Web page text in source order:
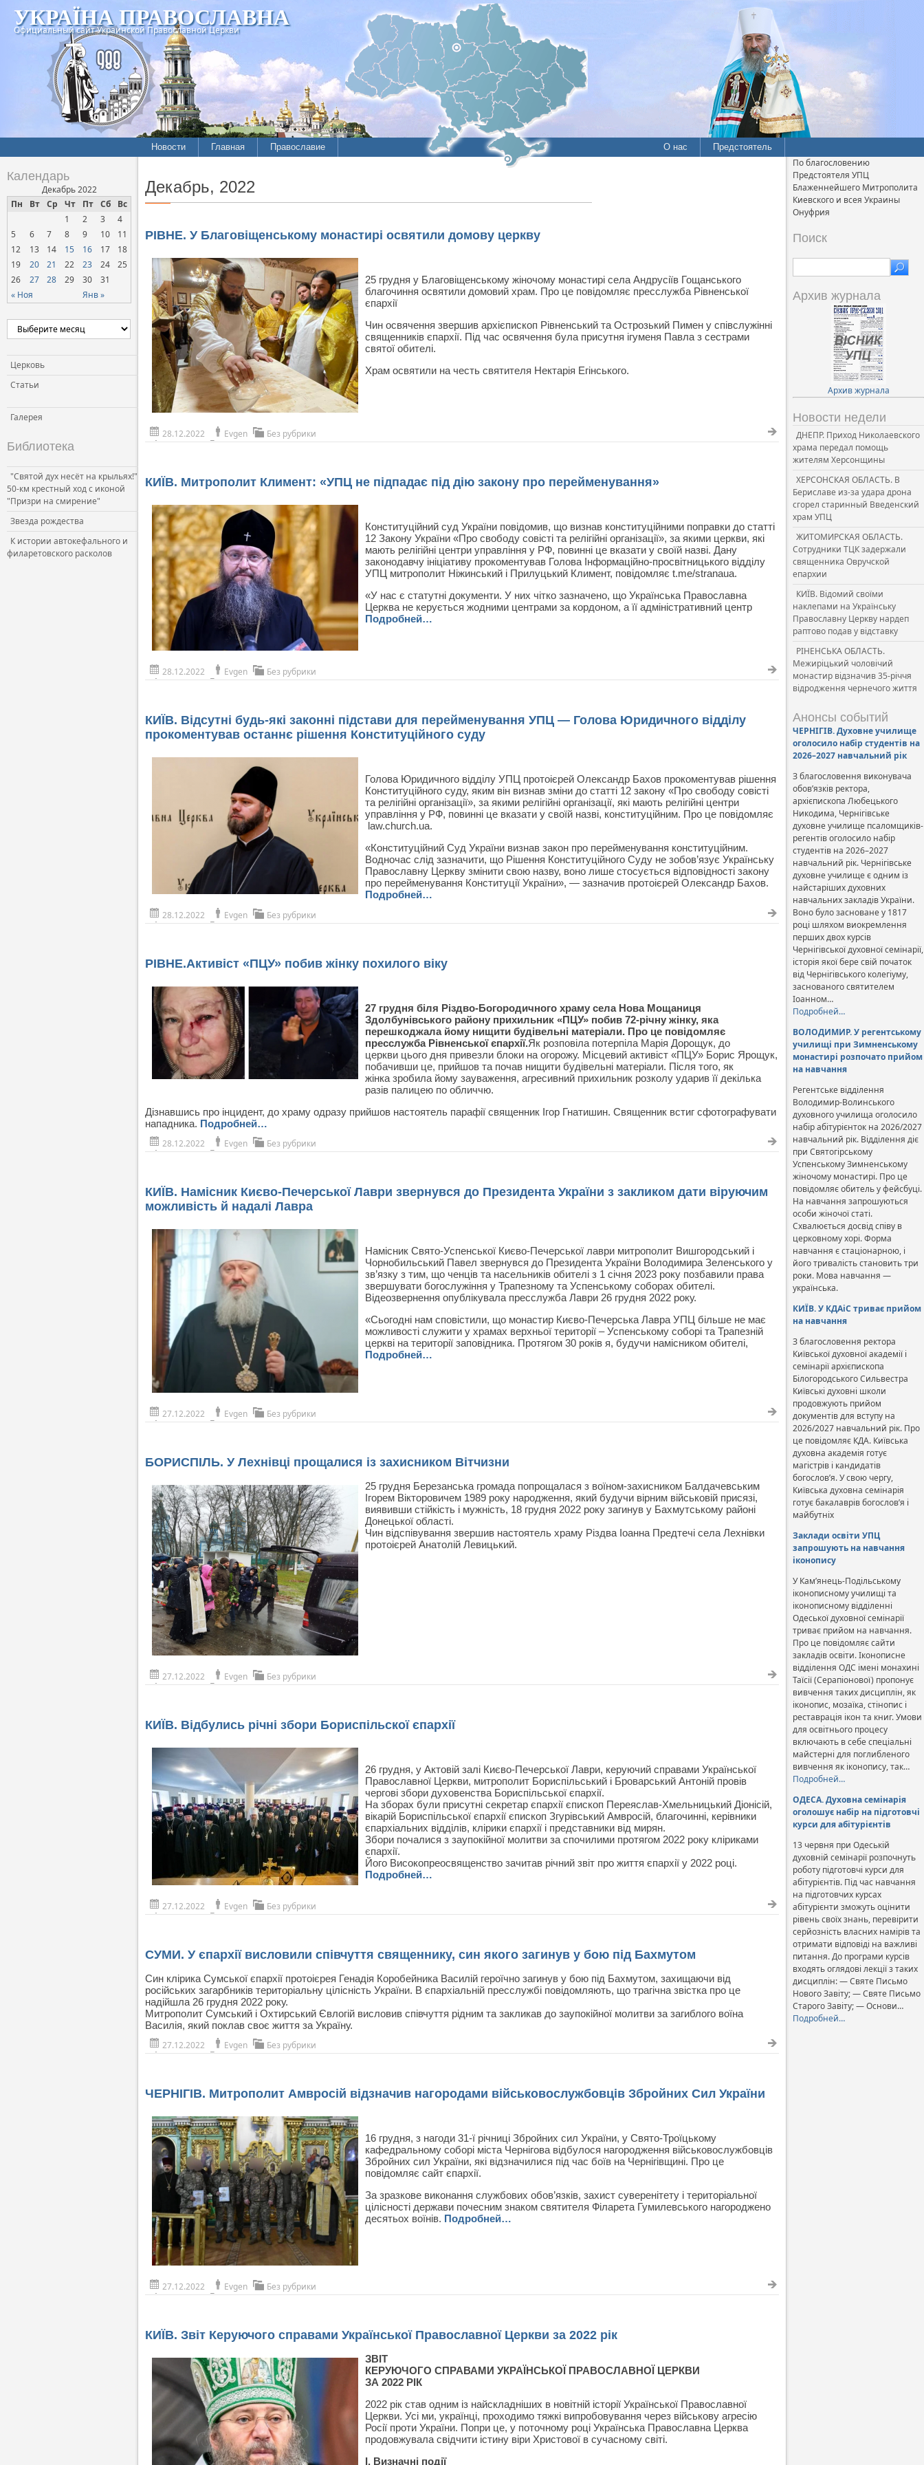
УКРАЇНА ПРАВОСЛАВНА
Официальный сайт Украинской Православной Церкви
Новости Главная Православие О нас Предстоятель
Календарь
Декабрь 2022
Пн
Вт Ср Чт Пт Сб Вс
« Ноя Янв »
1 2 3
4
5
6 7 8 9 10
11
12
13 14 15 16 17
18
19
20 21 22 23 24
25
26
27 28 29 30 31
Церковь
Статьи
Галерея
Библиотека
"Святой дух несёт на крыльях!"
50-км крестный ход с иконой
"Призри на смирение"
Звезда рождества
К истории автокефального и
филаретовского расколов
Декабрь, 2022
РІВНЕ. У Благовіщенському монастирі освятили домову церкву
25 грудня у Благовіщенському жіночому монастирі села Андрусіїв Гощанського
благочиння освятили домовий храм. Про це повідомляє пресслужба Рівненської
єпархії
Чин освячення звершив архієпископ Рівненський та Острозький Пимен у співслужінні
священників єпархії. Під час освячення була присутня ігуменя Павла з сестрами
святої обителі.
Храм освятили на честь святителя Нектарія Егінського.
28.12.2022 Evgen Без рубрики
КИЇВ. Митрополит Климент: «УПЦ не підпадає під дію закону про перейменування»
Конституційний суд України повідомив, що визнав конституційними поправки до статті
12 Закону України «Про свободу совісті та релігійні організації», за якими церкви, які
мають релігійні центри управління у РФ, повинні це вказати у своїй назві. Дану
законодавчу ініціативу прокоментував Голова Інформаційно-просвітницького відділу
УПЦ митрополит Ніжинський і Прилуцький Климент, повідомляє t.me/stranaua.
«У нас є статутні документи. У них чітко зазначено, що Українська Православна
Церква не керується жодними центрами за кордоном, а її адміністративний центр
Подробней…
28.12.2022 Evgen Без рубрики
КИЇВ. Відсутні будь-які законні підстави для перейменування УПЦ — Голова Юридичного відділу
прокоментував останнє рішення Конституційного суду
Голова Юридичного відділу УПЦ протоієрей Олександр Бахов прокоментував рішення
Конституційного суду, яким він визнав зміни до статті 12 закону «Про свободу совісті
та релігійні організації», за якими релігійні організації, які мають релігійні центри
управління у РФ, повинні це вказати у своїй назві, конституційним. Про це повідомляє
law.church.ua.
«Конституційний Суд України визнав закон про перейменування конституційним.
Водночас слід зазначити, що Рішення Конституційного Суду не зобов’язує Українську
Православну Церкву змінити свою назву, воно лише стосується відповідності закону
про перейменування Конституції України», — зазначив протоієрей Олександр Бахов.
Подробней…
28.12.2022
Evgen Без рубрики
РІВНЕ.Активіст «‎ПЦУ»‎ побив жінку похилого віку
27 грудня біля Різдво-Богородичного храму села Нова Мощаниця
Здолбунівського району прихильник «‎ПЦУ» побив 72-річну жінку, яка
перешкоджала йому нищити будівельні матеріали. Про це повідомляє
пресслужба Рівненської єпархії.Як розповіла потерпіла Марія Дорощук, до
церкви цього дня привезли блоки на огорожу. Місцевий активіст «‎ПЦУ» Борис Ярощук,
побачивши це, прийшов та почав нищити будівельні матеріали. Після того, як
жінка зробила йому зауваження, агресивний прихильник розколу ударив її декілька
разів палицею по обличчю.
Дізнавшись про інцидент, до храму одразу прийшов настоятель парафії священник Ігор Гнатишин. Священник встиг сфотографувати
нападника. Подробней…
28.12.2022
Evgen Без рубрики
КИЇВ. Намісник Києво-Печерської Лаври звернувся до Президента України з закликом дати віруючим
можливість й надалі Лавра
Намісник Свято-Успенської Києво-Печерської лаври митрополит Вишгородський і
Чорнобильський Павел звернувся до Президента України Володимира Зеленського у
зв’язку з тим, що ченців та насельників обителі з 1 січня 2023 року позбавили права
звершувати богослужіння у Трапезному та Успенському соборах обителі.
Відеозвернення опублікувала пресслужба Лаври 26 грудня 2022 року.
«Сьогодні нам сповістили, що монастир Києво-Печерська Лавра УПЦ більше не має
можливості служити у храмах верхньої території – Успенському соборі та Трапезній
церкві на території заповідника. Протягом 30 років я, будучи намісником обителі,
Подробней…
27.12.2022 Evgen Без рубрики
БОРИСПІЛЬ. У Лехнівці прощалися із захисником Вітчизни
25 грудня Березанська громада попрощалася з воїном-захисником Балдачевським
Ігорем Вікторовичем 1989 року народження, який будучи вірним військовій присязі,
виявивши стійкість і мужність, 18 грудня 2022 року загинув у Бахмутському районі
Донецької області.
Чин відспівування звершив настоятель храму Різдва Іоанна Предтечі села Лехнівки
протоієрей Анатолій Левицький.
27.12.2022 Evgen Без рубрики
КИЇВ. Відбулись річні збори Бориспільскої єпархії
26 грудня, у Актовій залі Києво-Печерської Лаври, керуючий справами Української
Православної Церкви, митрополит Бориспільський і Броварський Антоній провів
чергові збори духовенства Бориспільської єпархії.
На зборах були присутні секретар єпархії єпископ Переяслав-Хмельницький Діонісій,
вікарій Бориспільської єпархії єпископ Згурівський Амвросій, благочинні, керівники
єпархіальних відділів, клірики єпархії і представники від мирян.
Збори почалися з заупокійної молитви за спочилими протягом 2022 року кліриками
єпархії.
Його Високопреосвященство зачитав річний звіт про життя єпархії у 2022 році.
Подробней…
27.12.2022 Evgen Без рубрики
СУМИ. У єпархії висловили співчуття священнику, син якого загинув у бою під Бахмутом
Син клірика Сумської єпархії протоієрея Генадія Коробейника Василій героїчно загинув у бою під Бахмутом, захищаючи від
російських загарбників територіальну цілісність України. В єпархіальній пресслужбі повідомляють, що трагічна звістка про це
надійшла 26 грудня 2022 року.
Митрополит Сумський і Охтирський Євлогій висловив співчуття рідним та закликав до заупокійної молитви за загиблого воїна
Василія, який поклав своє життя за Україну.
27.12.2022
Evgen Без рубрики
ЧЕРНІГІВ. Митрополит Амвросій відзначив нагородами військовослужбовців Збройних Сил України
16 грудня, з нагоди 31-ї річниці Збройних сил України, у Свято-Троїцькому
кафедральному соборі міста Чернігова відбулося нагородження військовослужбовців
Збройних сил України, які відзначилися під час боїв на Чернігівщині. Про це
повідомляє сайт єпархії.
За зразкове виконання службових обов’язків, захист суверенітету і територіальної
цілісності держави почесним знаком святителя Філарета Гумилевського нагороджено
десятьох воїнів. Подробней…
27.12.2022 Evgen Без рубрики
КИЇВ. Звіт Керуючого справами Української Православної Церкви за 2022 рік
ЗВІТ
КЕРУЮЧОГО СПРАВАМИ УКРАЇНСЬКОЇ ПРАВОСЛАВНОЇ ЦЕРКВИ
ЗА 2022 РІК
2022 рік став одним із найскладніших в новітній історії Української Православної
Церкви. Усі ми, українці, проходимо тяжкі випробовування через військову агресію
Росії проти України. Попри це, у поточному році Українська Православна Церква
продовжувала свідчити істину віри Христової в сучасному світі.
І. Визначні події
По благословению
Предстоятеля УПЦ
Блаженнейшего Митрополита
Киевского и всея Украины
Онуфрия
Поиск
Архив журнала
Архив журнала
Новости недели
ДНЕПР. Приход Николаевского
храма передал помощь
жителям Херсонщины
ХЕРСОНСКАЯ ОБЛАСТЬ. В
Бериславе из-за удара дрона
сгорел старинный Введенский
храм УПЦ
ЖИТОМИРСКАЯ ОБЛАСТЬ.
Сотрудники ТЦК задержали
священника Овручской
епархии
КИЇВ. Відомий своїми
наклепами на Українську
Православну Церкву нардеп
раптово подав у відставку
РІНЕНСЬКА ОБЛАСТЬ.
Межиріцький чоловічий
монастир відзначив 35-річчя
відродження чернечого життя
Анонсы событий
ЧЕРНІГІВ. Духовне училище
оголосило набір студентів на
2026–2027 навчальний рік
З благословення виконувача
обов’язків ректора,
архієпископа Любецького
Никодима, Чернігівське
духовне училище псаломщиків-
регентів оголосило набір
студентів на 2026–2027
навчальний рік. Чернігівське
духовне училище є одним із
найстаріших духовних
навчальних закладів України.
Воно було засноване у 1817
році шляхом виокремлення
перших двох курсів
Чернігівської духовної семінарії,
історія якої бере свій початок
від Чернігівського колегіуму,
заснованого святителем
Іоанном…
Подробней…
ВОЛОДИМИР. У регентському
училищі при Зимненському
монастирі розпочато прийом
на навчання
Регентське відділення
Володимир-Волинського
духовного училища оголосило
набір абітурієнток на 2026/2027
навчальний рік. Відділення діє
при Святогірському
Успенському Зимненському
жіночому монастирі. Про це
повідомляє обитель у фейсбуці.
На навчання запрошуються
особи жіночої статі.
Схвалюється досвід співу в
церковному хорі. Форма
навчання є стаціонарною, і
його тривалість становить три
роки. Мова навчання —
українська.
КИЇВ. У КДАіС триває прийом
на навчання
З благословення ректора
Київської духовної академії і
семінарії архієпископа
Білогородського Сильвестра
Київські духовні школи
продовжують прийом
документів для вступу на
2026/2027 навчальний рік. Про
це повідомляє КДА. Київська
духовна академія готує
магістрів і кандидатів
богослов’я. У свою чергу,
Київська духовна семінарія
готує бакалаврів богослов’я і
майбутніх
Заклади освіти УПЦ
запрошують на навчання
іконопису
У Кам’янець-Подільському
іконописному училищі та
іконописному відділенні
Одеської духовної семінарії
триває прийом на навчання.
Про це повідомляє сайти
закладів освіти. Іконописне
відділення ОДС імені монахині
Таїсії (Серапіонової) пропонує
вивчення таких дисциплін, як
іконопис, мозаїка, стінопис і
реставрація ікон та книг. Умови
для освітнього процесу
включають в себе спеціальні
майстерні для поглибленого
вивчення як іконопису, так…
Подробней…
ОДЕСА. Духовна семінарія
оголошує набір на підготовчі
курси для абітурієнтів
13 червня при Одеській
духовній семінарії розпочнуть
роботу підготовчі курси для
абітурієнтів. Під час навчання
на підготовчих курсах
абітурієнти зможуть оцінити
рівень своїх знань, перевірити
серйозність власних намірів та
отримати відповіді на важливі
питання. До програми курсів
входять оглядові лекції з таких
дисциплін: — Святе Письмо
Нового Завіту; — Святе Письмо
Старого Завіту; — Основи…
Подробней…